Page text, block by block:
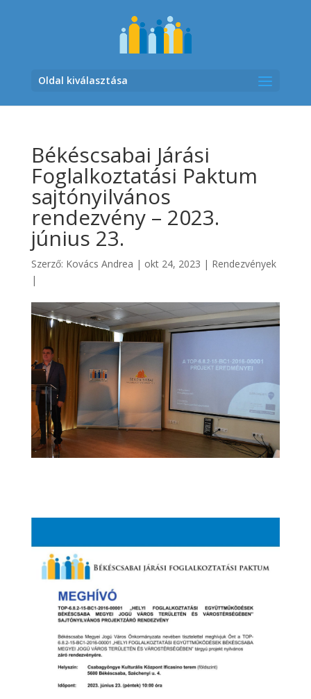
Oldal kiválasztása
Békéscsabai Járási
Foglalkoztatási Paktum
sajtónyilvános
rendezvény – 2023.
június 23.
Szerző: Kovács Andrea | okt 24, 2023 | Rendezvények
|